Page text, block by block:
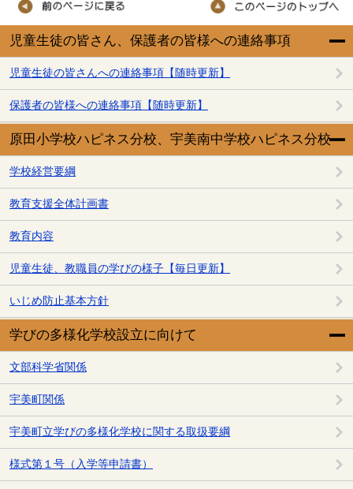
児童生徒の皆さん、保護者の皆様への連絡事項
児童生徒の皆さんへの連絡事項【随時更新】
保護者の皆様への連絡事項【随時更新】
原田小学校ハピネス分校、宇美南中学校ハピネス分校
学校経営要綱
教育支援全体計画書
教育内容
児童生徒、教職員の学びの様子【毎日更新】
いじめ防止基本方針
学びの多様化学校設立に向けて
文部科学省関係
宇美町関係
宇美町立学びの多様化学校に関する取扱要綱
様式第１号（入学等申請書）